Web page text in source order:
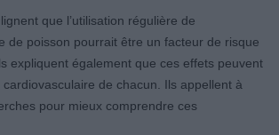
que l’utilisation régulière de
de poisson pourrait être un facteur de risque
expliquent également que ces effets peuvent
de chacun. Ils appellent à
pour mieux comprendre ces